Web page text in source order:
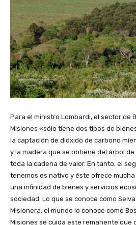
Para el ministro Lombardi, el sector de
Misiones «sólo tiene dos tipos de
la captación de dióxido de carbono
y la madera que se obtiene del árbol
toda la cadena de valor. En tanto, el
tenemos es nativo y éste ofrece
una infinidad de bienes y servicios
sociedad. Lo que se conoce como
Misionera, el mundo lo conoce como
Misiones se cuida este remanente que